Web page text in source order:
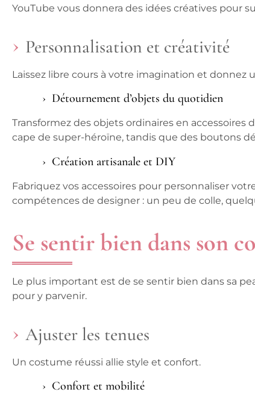
YouTube vous donnera des idées créatives pour
Personnalisation et créativité
Laissez libre cours à votre imagination et
Détournement d’objets du quotidien
Transformez des objets ordinaires en
cape de super-héroïne, tandis que des boutons
Création artisanale et DIY
Fabriquez vos accessoires pour personnaliser
compétences de designer : un peu de colle,
Se sentir bien dans son
Le plus important est de se sentir bien dans sa
pour y parvenir.
Ajuster les tenues
Un costume réussi allie style et confort.
Confort et mobilité